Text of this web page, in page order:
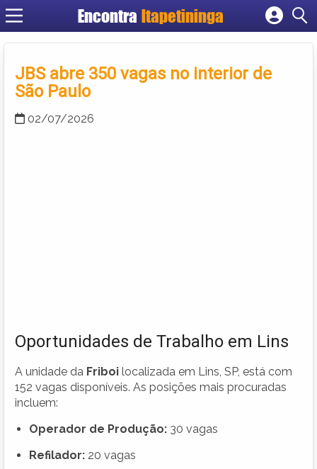
Encontra Itapetininga
Cadastrar empresa
Criar conta
JBS abre 350 vagas no interior de
São Paulo
02/07/2026
Oportunidades de Trabalho em Lins
A unidade da Friboi localizada em Lins, SP, está com
152 vagas disponíveis. As posições mais procuradas
incluem:
Operador de Produção: 30 vagas
Refilador: 20 vagas